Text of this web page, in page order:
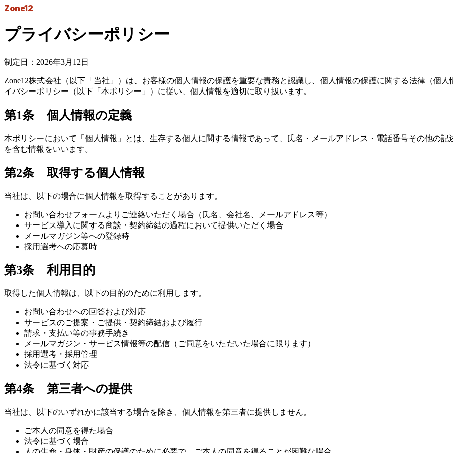
Zone12
プライバシーポリシー
制定日：2026年3月12日
Zone12株式会社（以下「当社」）は、お客様の個人情報の保護を重要な責務と認識し、個人情報の保護に関する法律（個
イバシーポリシー（以下「本ポリシー」）に従い、個人情報を適切に取り扱います。
第1条 個人情報の定義
本ポリシーにおいて「個人情報」とは、生存する個人に関する情報であって、氏名・メールアドレス・電話番号その他の
を含む情報をいいます。
第2条 取得する個人情報
当社は、以下の場合に個人情報を取得することがあります。
お問い合わせフォームよりご連絡いただく場合（氏名、会社名、メールアドレス等）
サービス導入に関する商談・契約締結の過程において提供いただく場合
メールマガジン等への登録時
採用選考への応募時
第3条 利用目的
取得した個人情報は、以下の目的のために利用します。
お問い合わせへの回答および対応
サービスのご提案・ご提供・契約締結および履行
請求・支払い等の事務手続き
メールマガジン・サービス情報等の配信（ご同意をいただいた場合に限ります）
採用選考・採用管理
法令に基づく対応
第4条 第三者への提供
当社は、以下のいずれかに該当する場合を除き、個人情報を第三者に提供しません。
ご本人の同意を得た場合
法令に基づく場合